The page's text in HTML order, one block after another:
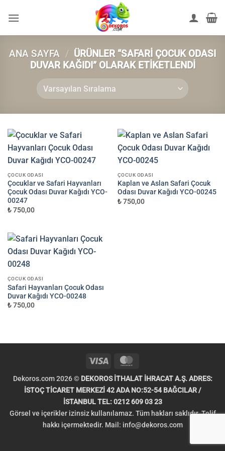
atla
ANA SAYFA / ÜRÜNLER “SAFARI ÇOCUK ODASI
DUVAR KAĞIDI” OLARAK ETIKETLENDI
ÇOCUK ODASI
Çocuklar ve Safari Hayvanları
Çocuk Odası Duvar Kağıdı YCO-
00247
₺ 750,00
ÇOCUK ODASI
Kaplan ve Aslan Safari Çocuk
Odası Duvar Kağıdı YCO-00245
₺ 750,00
ÇOCUK ODASI
Safari Hayvanları Çocuk Odası
Duvar Kağıdı YCO-00248
₺ 750,00
Visa
Dekoros.com 2026 © DEKOROS İTHALAT İHRACAT A.Ş. ADRES:
İSTOÇ TİCARET MERKEZİ 42 ADA NO:52-54 BAĞCILAR /
İSTANBUL TEL: 0212 609 03 23
Görsel ve içerikler izinsiz kullanılamaz. Tüm hakları saklıdır. Telif
hakkı içermektedir. Mail: info@dekoros.com